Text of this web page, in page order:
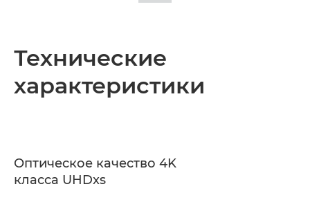
Технические
характеристики
Оптическое качество 4K
класса UHDxs